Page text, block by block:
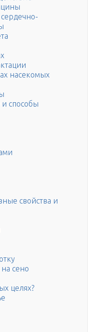
насекомых
способы
свойства и
сено
целях?